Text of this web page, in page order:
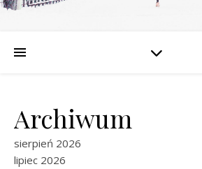
Archiwum
sierpień 2026
lipiec 2026